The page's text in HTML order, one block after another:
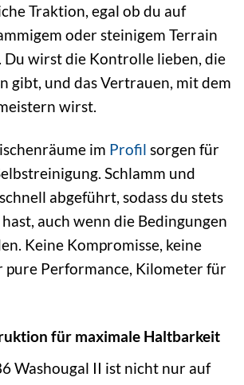
Traktion, egal ob du auf
oder steinigem Terrain
Du wirst die Kontrolle lieben, die
gibt, und das Vertrauen, mit dem
wirst.
im Profil sorgen für
Schlamm und
abgeführt, sodass du stets
auch wenn die Bedingungen
Keine Kompromisse, keine
pure Performance, Kilometer für
für maximale Haltbarkeit
Washougal II ist nicht nur auf